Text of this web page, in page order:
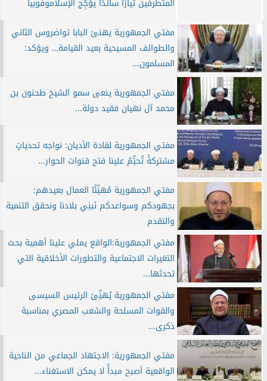
المتطرفين تيارًا سائدًا يؤجِّج الإسلاموفوبيا
مفتي الجمهورية يهنئ البابا تواضروس الثاني
والطوائف المسيحية بعيد القيامة… ويؤكد:
المسلمون...
مفتي الجمهورية ينعى سمو الشيخ طحنون بن
محمد آل نهيان فقيد دولة...
مفتي الجمهورية لقادة الأديان: نواجه تحدياتٍ
مشتركةً تُحتِّمُ علينا فتح قنوات الحوار...
مفتي الجمهورية مُهنِّئًا العمال بعيدهم:
بجهودكم وسواعدكم نَبنِي بلادنا ونحقق التنمية
والتقدم
مفتي الجمهورية:الواقع يملي علينا أهمية بحث
التغيرات الاجتماعية والتطورات الأخلاقية التي
تحدثها...
مفتي الجمهورية يُهنِّئ الرئيس السيسى
والقوات المسلحة والشعب المصري بمناسبة
ذكرى...
مفتي الجمهورية: الاجتهاد الجماعي من الناحية
الواقعية أصبح مبدأً لا يمكن الاستغناء...